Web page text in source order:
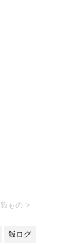
もの >
飯ログ